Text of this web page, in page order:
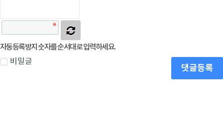
자동등록방지 숫자를 순서대로 입력하세요.
비밀글
댓글등록